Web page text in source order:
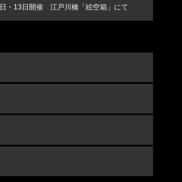
日・13日開催 江戸川橋「絵空箱」にて